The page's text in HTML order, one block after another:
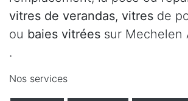
vitres de verandas, vitres de
ou baies vitrées sur Mechelen
.
Nos services